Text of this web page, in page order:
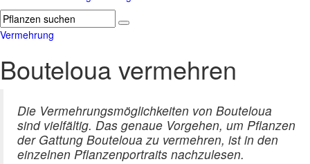
Vermehrung
Bouteloua vermehren
Die Vermehrungsmöglichkeiten von Bouteloua
sind vielfältig. Das genaue Vorgehen, um Pflanzen
der Gattung Bouteloua zu vermehren, ist in den
einzelnen Pflanzenportraits nachzulesen.